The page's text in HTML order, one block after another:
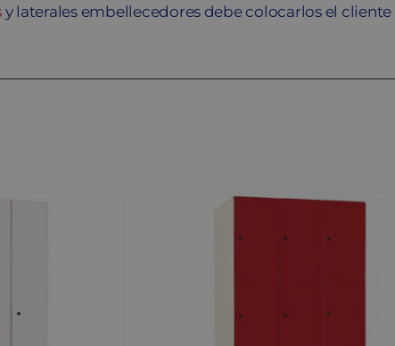
y laterales embellecedores debe colocarlos el cliente